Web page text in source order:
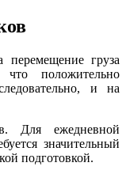
перемещение груза
положительно
и на
Для ежедневной
значительный
подготовкой.